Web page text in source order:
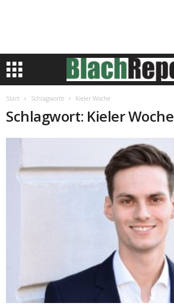
Start Schlagworte Kieler Woche
Schlagwort: Kieler Woche